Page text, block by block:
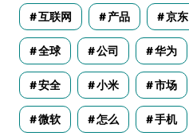
互联网 产品 京东
全球 公司 华为
安全 小米 市场
微软 怎么 手机